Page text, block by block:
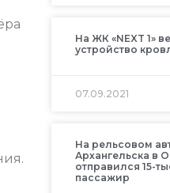
На ЖК «NEXT 1»
устройство
07.09.2021
На рельсовом
Архангельска в
отправился 15-
пассажир